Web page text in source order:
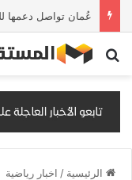
بحث عن
الرئيسية / اخبار رياضية